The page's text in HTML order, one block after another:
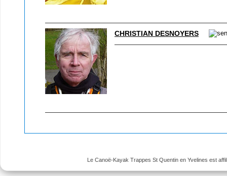
CHRISTIAN DESNOYERS
Le Canoë-Kayak Trappes St Quentin en Yvelines est